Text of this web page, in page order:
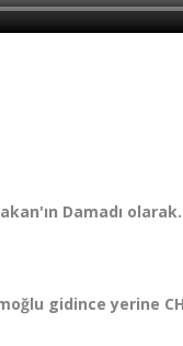
Damadı
gidince yerine